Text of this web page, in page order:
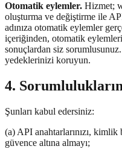
Otomatik eylemler. Hizmet;
oluşturma ve değiştirme ile
adınıza otomatik eylemler
içeriğinden, otomatik
sonuçlardan siz
yedeklerinizi koruyun.
4.
Şunları kabul edersiniz:
(a) API anahtarlarınızı,
güvence altına almayı;